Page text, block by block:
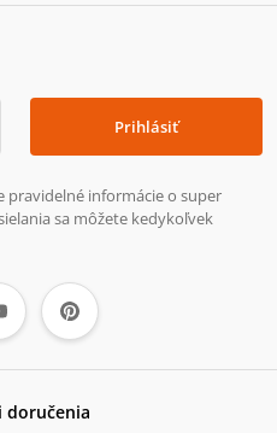
Prihlásiť
pravidelné informácie o super
sa môžete kedykoľvek
doručenia